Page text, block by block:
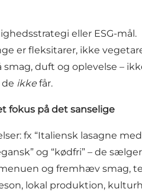
eller ESG-mål.
er fleksitarer, ikke
duft og oplevelse –
ikke får.
fokus på det sanselige
fx “Italiensk lasagne
og “kødfri” – de
og fremhæv smag,
lokal produktion,